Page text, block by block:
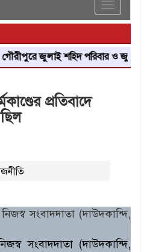
Toggle
জুলাই শহিদ পরিবার ও জুলাই
প্রতিবাদে
সংবাদদাতা (দাউদকান্দি,